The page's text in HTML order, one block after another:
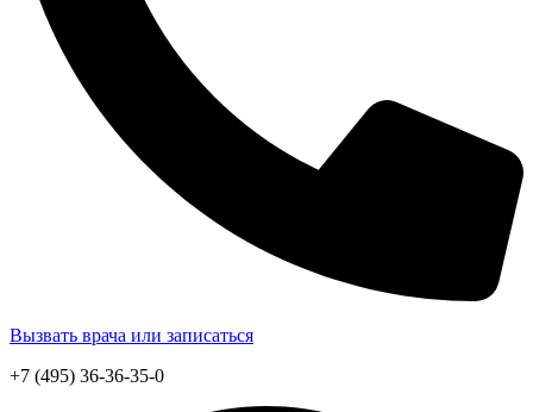
Вызвать врача или записаться
+7 (495) 36-36-35-0